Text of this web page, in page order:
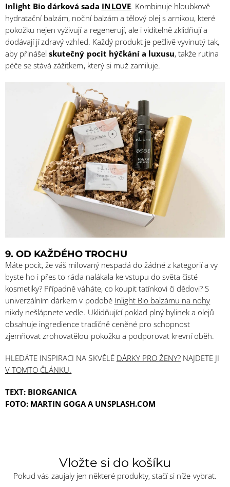
Inlight Bio dárková sada IN LOVE. Kombinuje hloubkově
hydratační balzám, noční balzám a tělový olej s arnikou, které
pokožku nejen vyživují a regenerují, ale i viditelně zklidňují a
dodávají jí zdravý vzhled. Každý produkt je pečlivě vyvinutý tak,
aby přinášelskutečný pocit hýčkání a luxusu, takže rutina
péče se stává zážitkem, který si muž zamiluje.
9. OD KAŽDÉHO TROCHU
Máte pocit, že váš milovaný nespadá do žádné z kategorií a vy
byste ho i přes to ráda nalákala ke vstupu do světa čisté
kosmetiky? Případně váháte, co koupit tatínkovi či dědovi? S
univerzálním dárkem v podobě Inlight Bio balzámu na nohy
nikdy nešlápnete vedle. Uklidňující poklad plný bylinek a olejů
obsahuje ingredience tradičně ceněné pro schopnost
zjemňovat zrohovatělou pokožku a podporovat krevní oběh.
HLEDÁTE INSPIRACI NA SKVĚLÉ DÁRKY PRO ŽENY? NAJDETE JI
V TOMTO ČLÁNKU.
TEXT: BIORGANICA
FOTO: MARTIN GOGA A UNSPLASH.COM
Vložte si do košíku
Pokud vás zaujaly jen některé produkty, stačí si níže vybrat.